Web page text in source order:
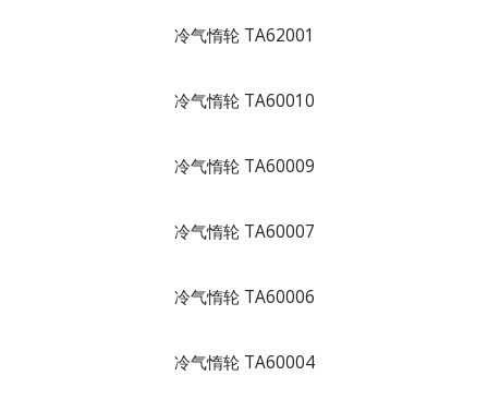
冷气惰轮 TA62001
冷气惰轮 TA60010
冷气惰轮 TA60009
冷气惰轮 TA60007
冷气惰轮 TA60006
冷气惰轮 TA60004